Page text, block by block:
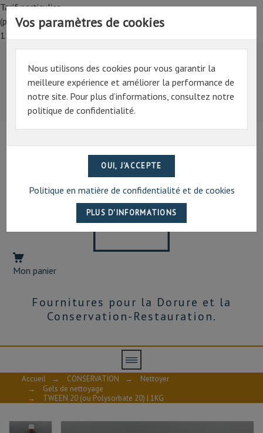
Tarif particulier,
(professionnel, connectez-vous pour bénéficier de la remise de
15%)
Tarif particulier,
(professionnel, connectez-vous pour bénéficier de la
remise de 15%)
07 69 94 13 47
Mon panier
Fournitures pour la Dorure et la
Conservation-Restauration.
Vos paramètres de cookies
Nous utilisons des cookies pour vous garantir la
meilleure expérience et améliorer la performance de
notre site. Pour plus d’informations, consultez notre
politique de confidentialité.
Politique en matière de confidentialité et de cookies
Accueil → CONSERVATION →
Nettoyer
→
Gels de nettoyage
→
TWEEN 20 (ou Polysorbate 20) | 1KG